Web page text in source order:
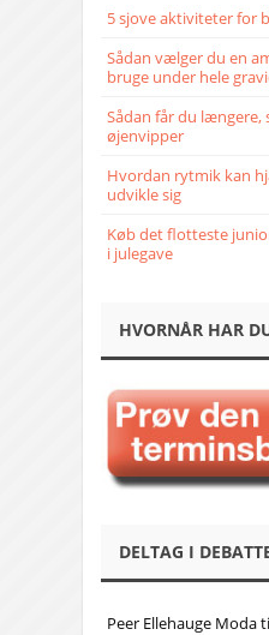
5 sjove aktiviteter for
Sådan vælger du en
bruge under hele
Sådan får du
øjenvipper
Hvordan rytmik kan
udvikle sig
Køb det flotteste
i julegave
HVORNÅR HAR
DELTAG I
Peer Ellehauge Moda